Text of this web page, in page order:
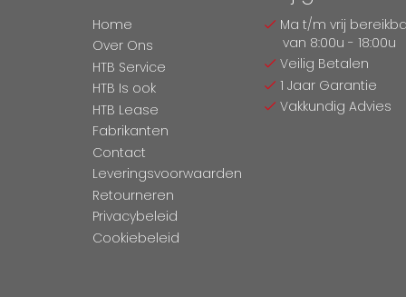
Home
Over Ons
HTB Service
HTB Is ook
HTB Lease
Fabrikanten
Contact
Leveringsvoorwaarden
Retourneren
Privacybeleid
Cookiebeleid
Ma t/m vrij
van 8:00u - 18:00u
Veilig Betalen
1 Jaar Garantie
Vakkundig Advies